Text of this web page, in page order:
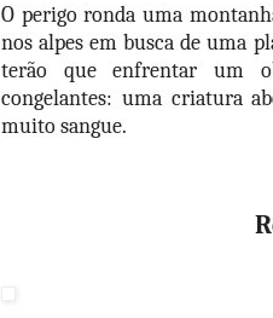
O perigo ronda uma
nos alpes em busca de uma
terão que enfrentar um
congelantes: uma criatura
muito sangue.